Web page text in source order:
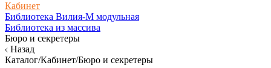
Кабинет
Библиотека Вилия-М модульная
Библиотека из массива
Бюро и секретеры
Назад
Каталог/Кабинет/Бюро и секретеры